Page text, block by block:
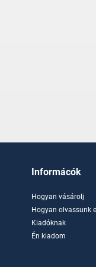
Informácók
Hogyan vásárolj
Hogyan olvassunk
Kiadóknak
Én kiadom